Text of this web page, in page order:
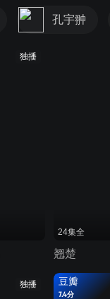
孔宇翀
独播
24集全
翘楚
独播 豆瓣
7.4分